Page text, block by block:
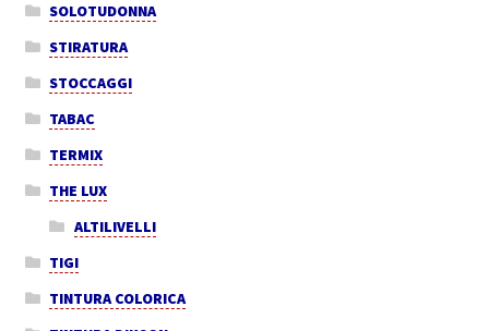
SOLOTUDONNA
STIRATURA
STOCCAGGI
TABAC
TERMIX
THE LUX
ALTILIVELLI
TIGI
TINTURA COLORICA